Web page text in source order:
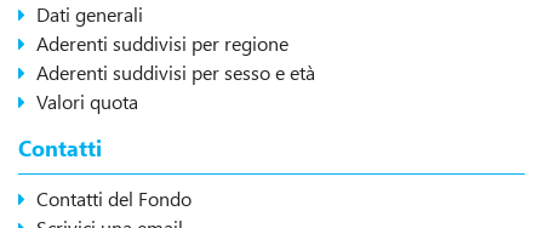
Dati generali
Aderenti suddivisi per regione
Aderenti suddivisi per sesso e età
Valori quota
Contatti
Contatti del Fondo